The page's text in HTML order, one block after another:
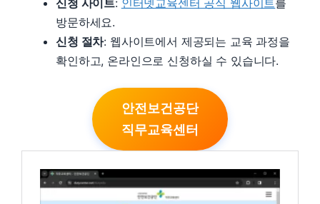
신청 사이트: 인터넷교육센터 공식 웹사이트를
방문하세요.
신청 절차: 웹사이트에서 제공되는 교육 과정을
확인하고, 온라인으로 신청하실 수 있습니다.
안전보건공단
직무교육센터